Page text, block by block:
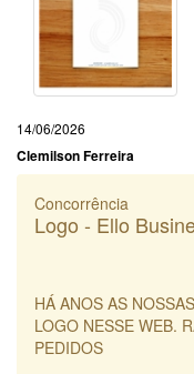
14/06/2026
Clemilson Ferreira
Concorrência
Logo - Ello
HÁ ANOS AS
LOGO NESSE WEB.
PEDIDOS